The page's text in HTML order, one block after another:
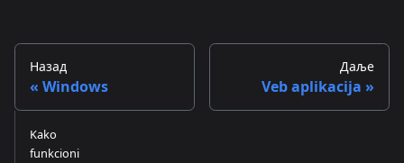
Назад
Windows
Даље
Veb aplikacija
Kako
funkcioni